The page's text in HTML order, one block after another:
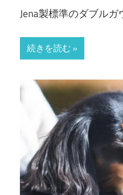
Jena製標準のダブル
続きを読む